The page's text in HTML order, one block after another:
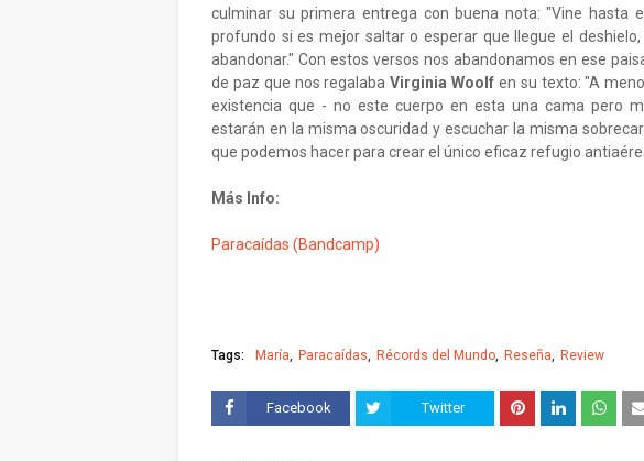
culminar su primera entrega con buena nota: "Vine hasta
profundo si es mejor saltar o esperar que llegue el
abandonar." Con estos versos nos abandonamos en ese
de paz que nos regalabaVirginia Woolf en su texto: "A
existencia que - no este cuerpo en esta una cama pero
estarán en la misma oscuridad y escuchar la misma
que podemos hacer para crear el único eficaz refugio
Más Info:
Paracaídas (Bandcamp)
Tags: María Paracaídas Récords del Mundo Reseña Review
Facebook Twitter